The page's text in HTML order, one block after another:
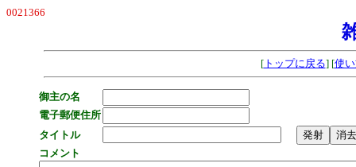
0021366
[トップに戻る] [使
御主の名
電子郵便住所
タイトル
コメント